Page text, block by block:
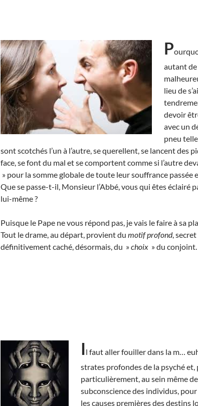
P
autant
lieu de
devoir
avec un
pneu
sont scotchés l’un à l’autre, se querellent, se lancent des
face, se font du mal et se comportent comme si l’autre
» pour la somme globale de toute leur souffrance passée
Que se passe-t-il, Monsieur l’Abbé, vous qui êtes éclairé
lui-même ?
Puisque le Pape ne vous répond pas, je vais le faire à sa
Tout le drame, au départ, provient du motif profond,
définitivement caché, désormais, du »choix » du conjoint.
Il faut aller fouiller dans la m…
strates profondes de la psyché et,
particulièrement, au sein même
subconscience des individus,
les causes premièresdes destins